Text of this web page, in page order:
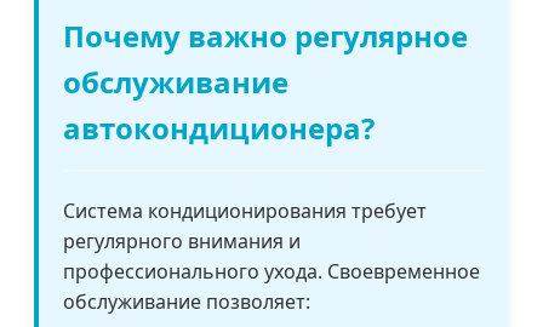
Почему важно регулярное
обслуживание
автокондиционера?
Система кондиционирования требует
регулярного внимания и
профессионального ухода. Своевременное
обслуживание позволяет: